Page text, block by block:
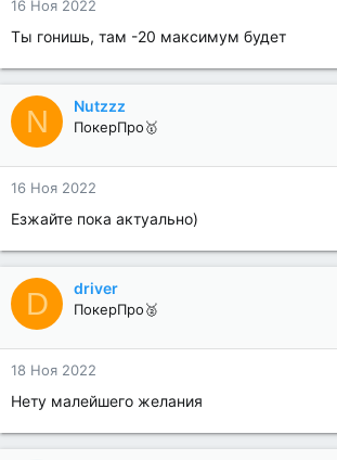
16 Ноя 2022
Ты гонишь, там -20 максимум будет
N Nutzzz
ПокерПро🥇
16 Ноя 2022
Езжайте пока актуально)
D driver
ПокерПро🥈
18 Ноя 2022
Нету малейшего желания